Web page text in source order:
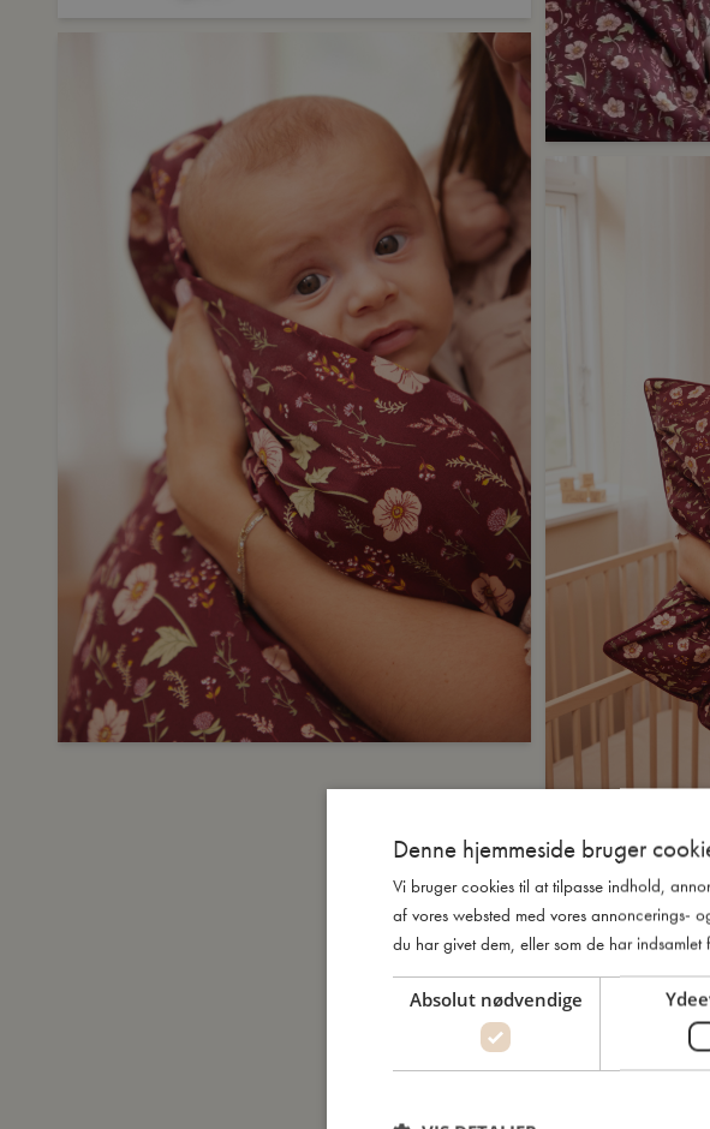
Denne hjemmeside bruger
Vi bruger cookies til at tilpasse indhold,
af vores websted med vores annoncerings-
du har givet dem, eller som de har indsamlet
Absolut nødvendige